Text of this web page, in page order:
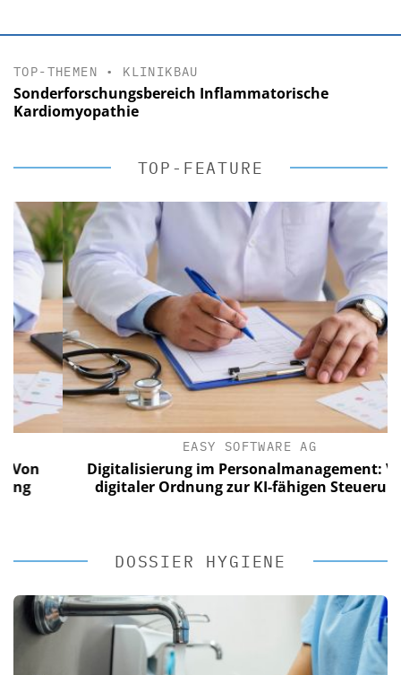
TOP-THEMEN • KLINIKBAU
Sonderforschungsbereich Inflammatorische
Kardiomyopathie
TOP-FEATURE
EASY SOFTWARE AG
Digitalisierung im Personalmanagement: Von
digitaler Ordnung zur KI-fähigen Steuerung
DOSSIER HYGIENE